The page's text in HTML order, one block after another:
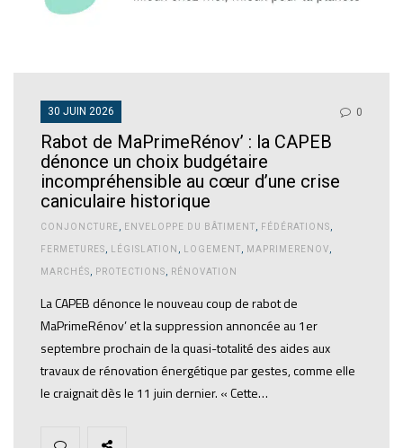
30 JUIN 2026 0
Rabot de MaPrimeRénov’ : la CAPEB
dénonce un choix budgétaire
incompréhensible au cœur d’une crise
caniculaire historique
CONJONCTURE ENVELOPPE DU BÂTIMENT FÉDÉRATIONS
FERMETURES LÉGISLATION LOGEMENT MAPRIMERENOV
MARCHÉS PROTECTIONS RÉNOVATION
La CAPEB dénonce le nouveau coup de rabot de
MaPrimeRénov’ et la suppression annoncée au 1er
septembre prochain de la quasi-totalité des aides aux
travaux de rénovation énergétique par gestes, comme elle
le craignait dès le 11 juin dernier. « Cette…